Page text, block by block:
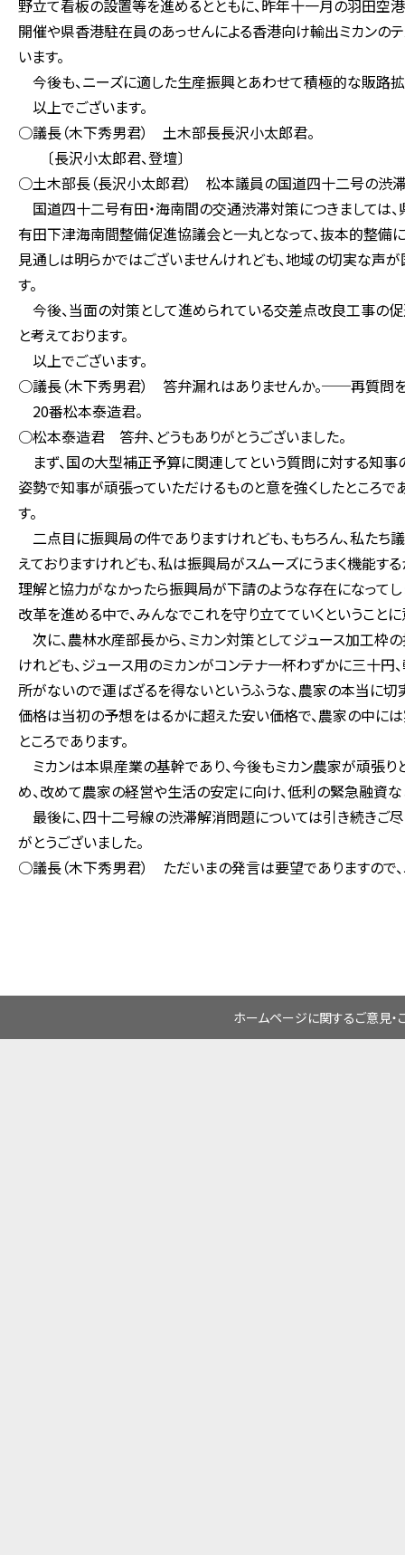
野立て看板の設置等を進めるとともに、昨年十一月の羽田空
開催や県香港駐在員のあっせんによる香港向け輸出ミカンの
います。
今後も、ニーズに適した生産振興とあわせて積極的な販路
以上でございます。
○議長（木下秀男君） 土木部長長沢小太郎君。
〔長沢小太郎君、登壇〕
○土木部長（長沢小太郎君） 松本議員の国道四十二号の渋滞
国道四十二号有田・海南間の交通渋滞対策につきましては
有田下津海南間整備促進協議会と一丸となって、抜本的整備
見通しは明らかではございませんけれども、地域の切実な声が
す。
今後、当面の対策として進められている交差点改良工事の
と考えております。
以上でございます。
○議長（木下秀男君） 答弁漏れはありませんか。──再質問を
20番松本泰造君。
○松本泰造君 答弁、どうもありがとうございました。
まず、国の大型補正予算に関連してという質問に対する知
姿勢で知事が頑張っていただけるものと意を強くしたところ
す。
二点目に振興局の件でありますけれども、もちろん、私た
えておりますけれども、私は振興局がスムーズにうまく機能す
理解と協力がなかったら振興局が下請のような存在になって
改革を進める中で、みんなでこれを守り立てていくということ
次に、農林水産部長から、ミカン対策としてジュース加工
けれども、ジュース用のミカンがコンテナ一杯わずかに三十円
所がないので運ばざるを得ないというふうな、農家の本当に切
価格は当初の予想をはるかに超えた安い価格で、農家の中に
ところであります。
ミカンは本県産業の基幹であり、今後もミカン農家が頑張り
め、改めて農家の経営や生活の安定に向け、低利の緊急融資
最後に、四十二号線の渋滞解消問題については引き続きご
がとうございました。
○議長（木下秀男君） ただいまの発言は要望でありますので
ホームページに関するご意見・